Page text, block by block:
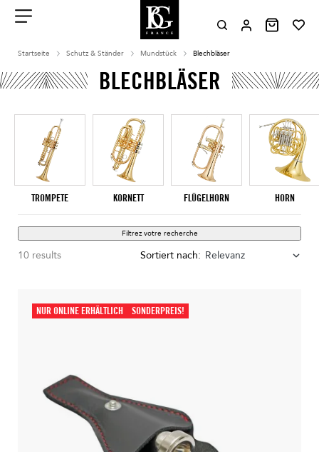
contenu
Startseite Schutz & Ständer Mundstück Blechbläser
BLECHBLÄSER
TROMPETE KORNETT FLÜGELHORN HORN
Filtrez votre recherche
10 results Sortiert nach: Relevanz
NUR ONLINE ERHÄLTLICH SONDERPREIS!